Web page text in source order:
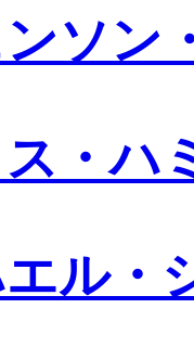
ソン
・ハ
ル・